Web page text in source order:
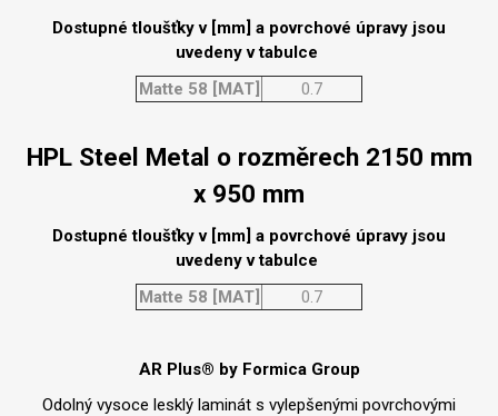
Dostupné tloušťky v [mm] a povrchové úpravy jsou
uvedeny v tabulce
Matte 58 [MAT]
0.7
HPL Steel Metal o rozměrech 2150 mm
x 950 mm
Dostupné tloušťky v [mm] a povrchové úpravy jsou
uvedeny v tabulce
Matte 58 [MAT]
0.7
AR Plus® by Formica Group
Odolný vysoce lesklý laminát s vylepšenými povrchovými